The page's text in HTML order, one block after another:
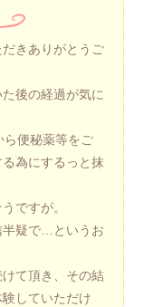
きありがとうご
後の経過が気に
ら便秘薬等をご
為にするっと抹
ですが。
半疑で…というお
て頂き、その結
していただけ